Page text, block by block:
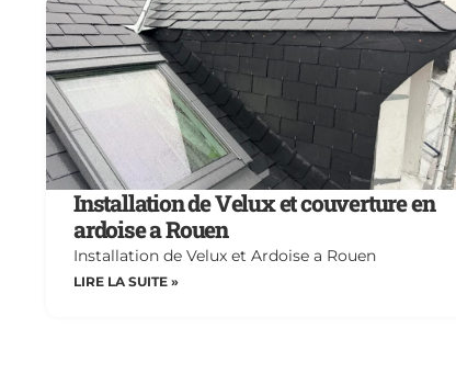
Installation de Velux et couverture en
ardoise a Rouen
Installation de Velux et Ardoise a Rouen
LIRE LA SUITE »